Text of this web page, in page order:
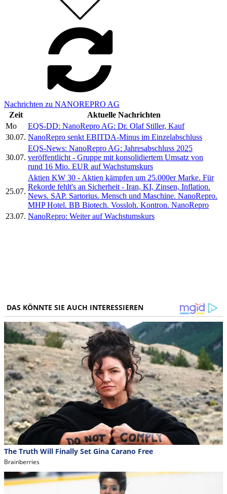
Nachrichten zu NANOREPRO AG
Zeit
Aktuelle Nachrichten
Mo
EQS-DD: NanoRepro AG: Dr. Olaf Stiller, Kauf
30.07. NanoRepro senkt EBITDA-Minus im Einzelabschluss
30.07.
EQS-News: NanoRepro AG: Jahresabschluss 2025
veröffentlicht - Gruppe mit konsolidiertem Umsatz von
rund 16 Mio. EUR auf Wachstumskurs
25.07.
Aktien KW 30 - Aktien kämpfen um 25.000er Marke. Für
Rekorde fehlt's an Sicherheit - Iran, KI, Zinsen, Inflation.
News. SAP. Sartorius. Mensch und Maschine. NanoRepro.
MHP Hotel. BB Biotech. Vossloh. Kontron. NanoRepro
23.07. NanoRepro: Weiter auf Wachstumskurs